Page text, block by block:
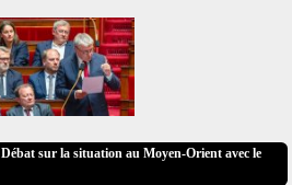
Débat sur la situation au Moyen-Orient avec le